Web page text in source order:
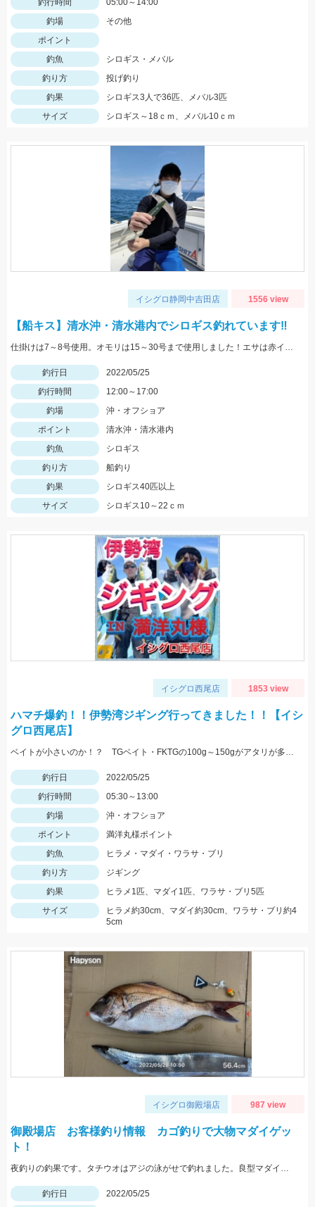
釣行時間
05:00～14:00
釣場
その他
ポイント
釣魚
シロギス・メバル
釣り方
投げ釣り
釣果
シロギス3人で36匹、メバル3匹
サイズ
シロギス～18ｃｍ、メバル10ｃｍ
イシグロ静岡中吉田店 1556 view
【船キス】清水沖・清水港内でシロギス釣れています‼
仕掛けは7～8号使用。オモリは15～30号まで使用しました！エサは赤イソメがオススメです！
釣行日
2022/05/25
釣行時間
12:00～17:00
釣場
沖・オフショア
ポイント
清水沖・清水港内
釣魚
シロギス
釣り方
船釣り
釣果
シロギス40匹以上
サイズ
シロギス10～22ｃｍ
イシグロ西尾店 1853 view
ハマチ爆釣！！伊勢湾ジギング行ってきました！！【イシ
グロ西尾店】
ベイトが小さいのか！？ TGベイト・FKTGの100g～150gがアタリが多かったです！！
釣行日
2022/05/25
釣行時間
05:30～13:00
釣場
沖・オフショア
ポイント
満洋丸様ポイント
釣魚
ヒラメ・マダイ・ワラサ・ブリ
釣り方
ジギング
釣果
ヒラメ1匹、マダイ1匹、ワラサ・ブリ5匹
サイズ
ヒラメ約30cm、マダイ約30cm、ワラサ・ブリ約4
5cm
イシグロ御殿場店 987 view
御殿場店 お客様釣り情報 カゴ釣りで大物マダイゲッ
ト！
夜釣りの釣果です。タチウオはアジの泳がせで釣れました。良型マダイおめでとうございます。
釣行日
2022/05/25